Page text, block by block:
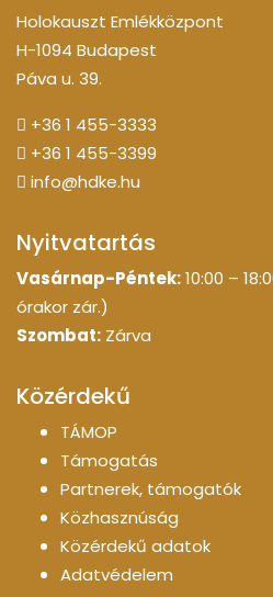
Holokauszt Emlékközpont
H-1094 Budapest
Páva u. 39.
+36 1 455-3333
+36 1 455-3399
info@hdke.hu
Nyitvatartás
Vasárnap-Péntek:10:00 –
órakor zár.)
Szombat: Zárva
Közérdekű
TÁMOP
Támogatás
Partnerek, támogatók
Közhasznúság
Közérdekű adatok
Adatvédelem